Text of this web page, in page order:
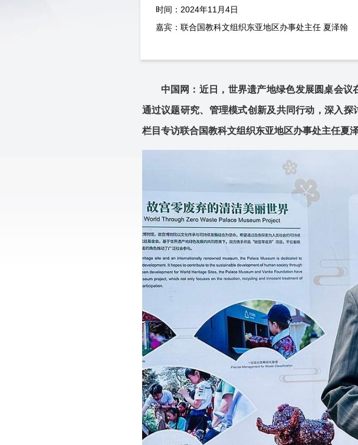
时间：2024年11月4日
嘉宾： 联合国教科文组织东亚地区办事处主任 夏泽翰
中国网：近日，世界遗产地绿色发展圆桌会
通过议题研究、管理模式创新及共同行动，深入探
栏目专访联合国教科文组织东亚地区办事处主任夏